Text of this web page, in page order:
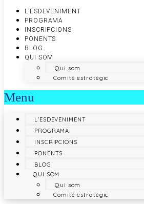
L’ESDEVENIMENT
PROGRAMA
INSCRIPCIONS
PONENTS
BLOG
QUI SOM
Qui som
Comitè estratègic
Menu
L’ESDEVENIMENT
PROGRAMA
INSCRIPCIONS
PONENTS
BLOG
QUI SOM
Qui som
Comitè estratègic